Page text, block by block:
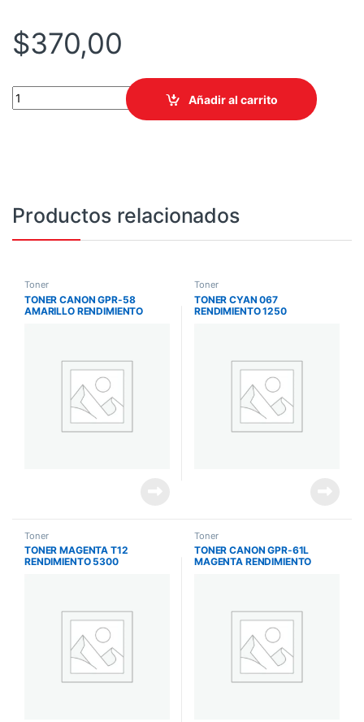
$370,00
CONSUMIBLE HPINC//TONER 213X CYAN ALTO
Añadir al carrito
Productos relacionados
Toner
TONER CANON GPR-58
AMARILLO RENDIMIENTO
Toner
TONER CYAN 067
RENDIMIENTO 1250
Toner
TONER MAGENTA T12
RENDIMIENTO 5300
Toner
TONER CANON GPR-61L
MAGENTA RENDIMIENTO